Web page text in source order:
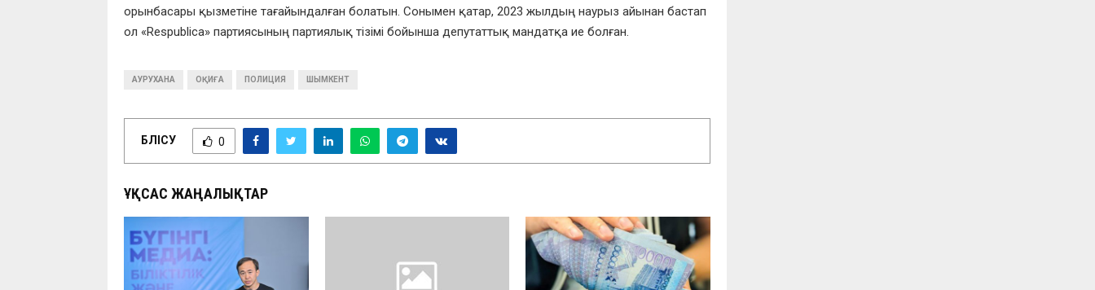
орынбасары қызметіне тағайындалған болатын. Сонымен қатар, 2023 жылдың наурыз айынан бастап
ол «Respublica» партиясының партиялық тізімі бойынша депутаттық мандатқа ие болған.
АУРУХАНА ОҚИҒА ПОЛИЦИЯ ШЫМКЕНТ
БӨЛІСУ 0
ҰҚСАС ЖАҢАЛЫҚТАР